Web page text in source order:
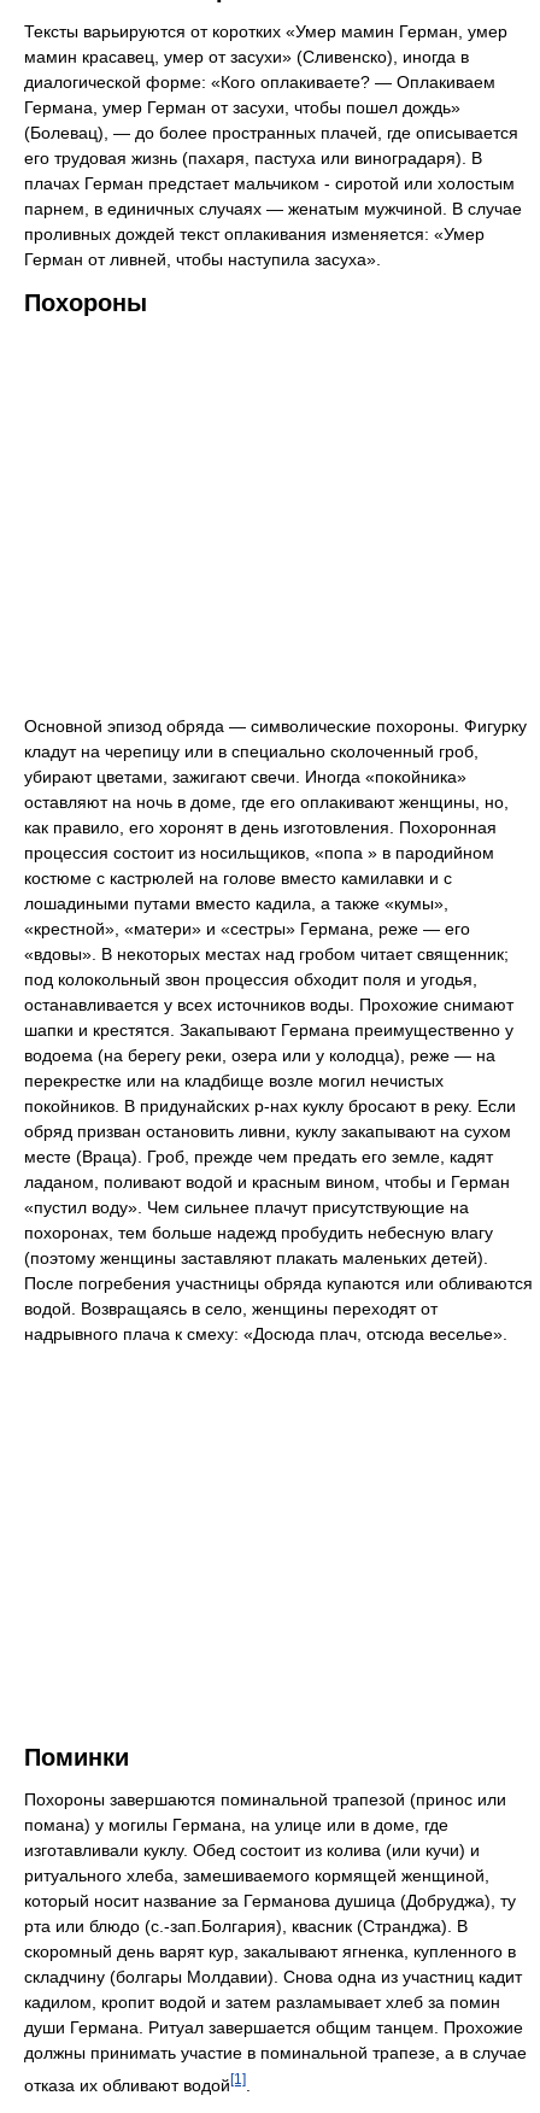
Тексты варьируются от коротких «Умер мамин Герман, умер
мамин красавец, умер от засухи» (Сливенско), иногда в
диалогической форме: «Кого оплакиваете? — Оплакиваем
Германа, умер Герман от засухи, чтобы пошел дождь»
(Болевац), — до более пространных плачей, где описывается
его трудовая жизнь (пахаря, пастуха или виноградаря). В
плачах Герман предстает мальчиком - сиротой или холостым
парнем, в единичных случаях — женатым мужчиной. В случае
проливных дождей текст оплакивания изменяется: «Умер
Герман от ливней, чтобы наступила засуха».
Похороны
Основной эпизод обряда — символические похороны. Фигурку
кладут на черепицу или в специально сколоченный гроб,
убирают цветами, зажигают свечи. Иногда «покойника»
оставляют на ночь в доме, где его оплакивают женщины, но,
как правило, его хоронят в день изготовления. Похоронная
процессия состоит из носильщиков, «попа » в пародийном
костюме с кастрюлей на голове вместо камилавки и с
лошадиными путами вместо кадила, а также «кумы»,
«крестной», «матери» и «сестры» Германа, реже — его
«вдовы». В некоторых местах над гробом читает священник;
под колокольный звон процессия обходит поля и угодья,
останавливается у всех источников воды. Прохожие снимают
шапки и крестятся. Закапывают Германа преимущественно у
водоема (на берегу реки, озера или у колодца), реже — на
перекрестке или на кладбище возле могил нечистых
покойников. В придунайских р-нах куклу бросают в реку. Если
обряд призван остановить ливни, куклу закапывают на сухом
месте (Враца). Гроб, прежде чем предать его земле, кадят
ладаном, поливают водой и красным вином, чтобы и Герман
«пустил воду». Чем сильнее плачут присутствующие на
похоронах, тем больше надежд пробудить небесную влагу
(поэтому женщины заставляют плакать маленьких детей).
После погребения участницы обряда купаются или обливаются
водой. Возвращаясь в село, женщины переходят от
надрывного плача к смеху: «Досюда плач, отсюда веселье».
Поминки
Похороны завершаются поминальной трапезой (принос или
помана) у могилы Германа, на улице или в доме, где
изготавливали куклу. Обед состоит из колива (или кучи) и
ритуального хлеба, замешиваемого кормящей женщиной,
который носит название за Германова душица (Добруджа), ту
рта или блюдо (с.-зап.Болгария), квасник (Странджа). В
скоромный день варят кур, закалывают ягненка, купленного в
складчину (болгары Молдавии). Снова одна из участниц кадит
кадилом, кропит водой и затем разламывает хлеб за помин
души Германа. Ритуал завершается общим танцем. Прохожие
должны принимать участие в поминальной трапезе, а в случае
отказа их обливают водой[1]